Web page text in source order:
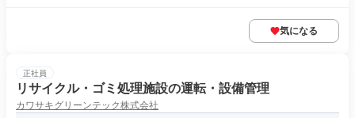
気になる
正社員
リサイクル・ゴミ処理施設の運転・設備管理
カワサキグリーンテック株式会社